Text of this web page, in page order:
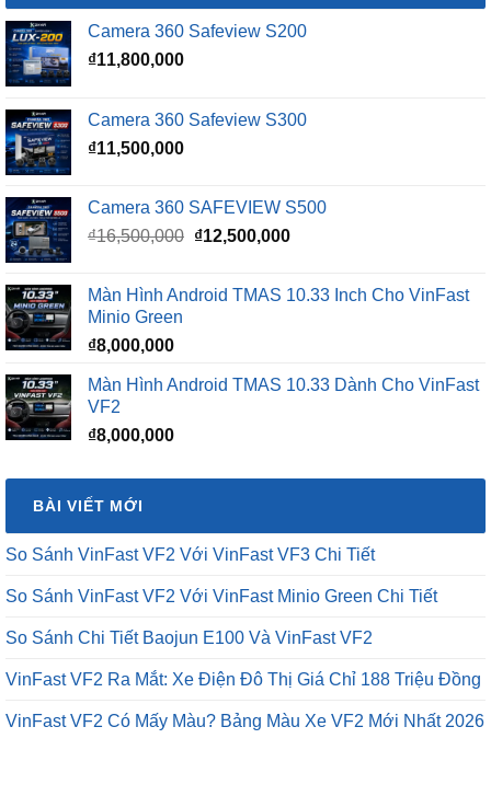
Camera 360 Safeview S200
₫11,800,000
Camera 360 Safeview S300
₫11,500,000
Camera 360 SAFEVIEW S500
₫16,500,000 Giá
₫16,500,000.
₫12,500,000Giá
là:
Màn Hình Android TMAS 10.33 Inch Cho VinFast
Minio Green
₫8,000,000
Màn Hình Android TMAS 10.33 Dành Cho VinFast
VF2
₫8,000,000
BÀI VIẾT MỚI
So Sánh VinFast VF2 Với VinFast VF3 Chi Tiết
So Sánh VinFast VF2 Với VinFast Minio Green Chi Tiết
So Sánh Chi Tiết Baojun E100 Và VinFast VF2
VinFast VF2 Ra Mắt: Xe Điện Đô Thị Giá Chỉ 188 Triệu Đồng
VinFast VF2 Có Mấy Màu? Bảng Màu Xe VF2 Mới Nhất 2026